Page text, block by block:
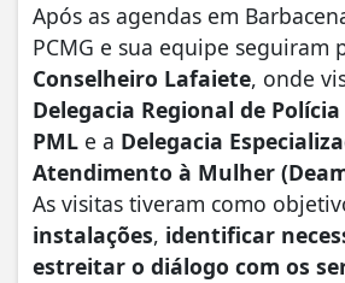
Após as agendas em
PCMG e sua equipe seguiram
Conselheiro Lafaiete, onde
Delegacia Regional de Polícia
PML e a Delegacia
Atendimento à Mulher
As visitas tiveram como
instalações, identificar
estreitar o diálogo com os